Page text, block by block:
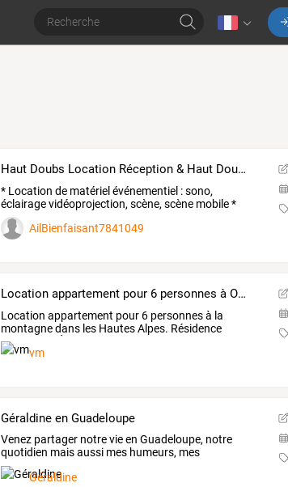
Haut Doubs Location Réception & Haut Doubs Com'Event
* Location de matériel événementiel :sono,
éclairagevidéoprojection, scène, scène mobile*
Location
AilBienfaisant7841049
Location appartement pour 6 personnes à Orcières Merlette, résidence Bellevue B
Location appartement pour 6 personnesà la
montagnedans les HautesAlpes. Résidence
Bellevue
vm
Géraldine en Guadeloupe
Venez partager notrevieen Guadeloupe, notre
quotidien maisaussi mes humeurs, mes
rencontres,
Géraldine